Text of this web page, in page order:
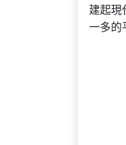
建起現
一多的